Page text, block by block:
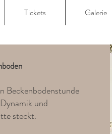
Tickets Galerie
Beckenbodenstunde
und
steckt.